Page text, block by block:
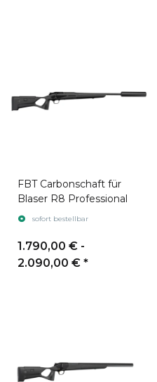
FBT Carbonschaft für
Blaser R8 Professional
sofort bestellbar
1.790,00 € -
2.090,00 € *